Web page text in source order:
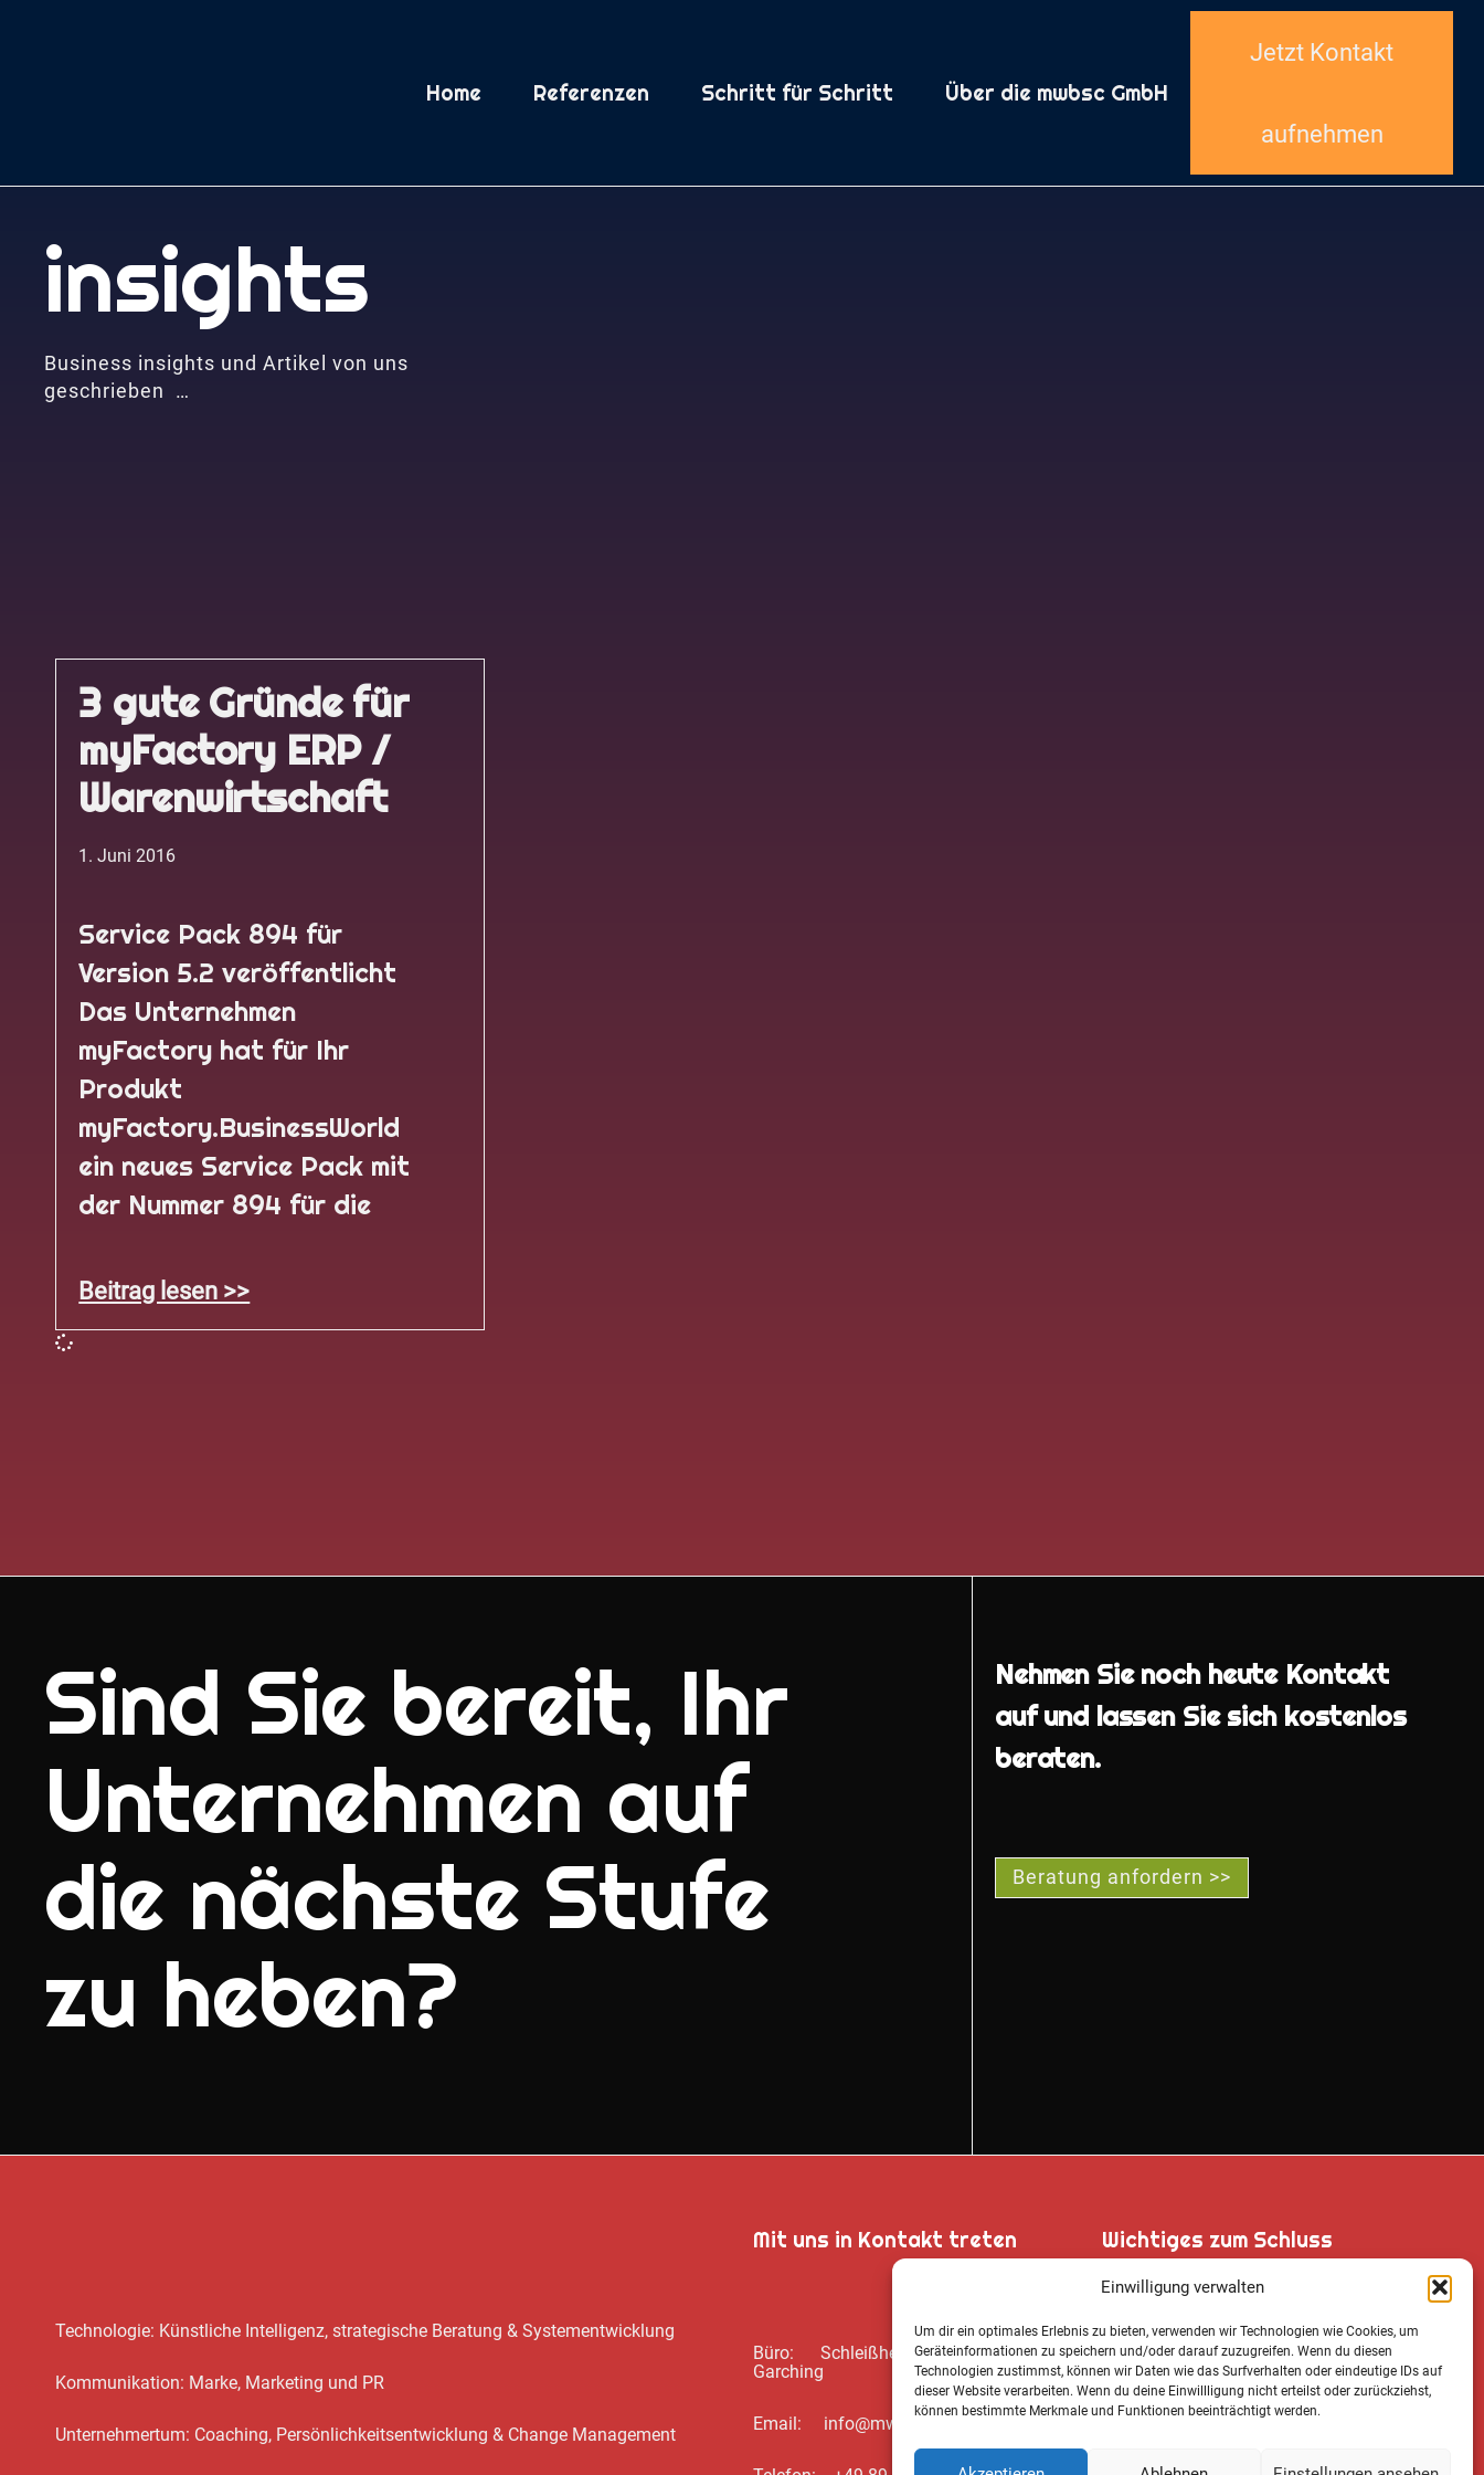
Einwilligung verwalten
Um dir ein optimales Erlebnis zu bieten, verwenden wir Technologien wie Cookies, um
Geräteinformationen zu speichern und/oder darauf zuzugreifen. Wenn du diesen
Technologien zustimmst, können wir Daten wie das Surfverhalten oder eindeutige IDs auf
dieser Website verarbeiten. Wenn du deine Einwillligung nicht erteilst oder zurückziehst,
können bestimmte Merkmale und Funktionen beeinträchtigt werden.
Home Referenzen Schritt für Schritt Über die mwbsc GmbH
Jetzt Kontakt
aufnehmen
insights
Business insights und Artikel von uns
geschrieben …
3 gute Gründe für
myFactory ERP /
Warenwirtschaft
1. Juni 2016
Service Pack 894 für
Version 5.2 veröffentlicht
Das Unternehmen
myFactory hat für Ihr
Produkt
myFactory.BusinessWorld
ein neues Service Pack mit
der Nummer 894 für die
Beitrag lesen >>
Sind Sie bereit, Ihr
Unternehmen auf
die nächste Stufe
zu heben?
Nehmen Sie noch heute Kontakt
auf und lassen Sie sich kostenlos
beraten.
Beratung anfordern >>
Technologie: Künstliche Intelligenz, strategische Beratung & Systementwicklung
Kommunikation: Marke, Marketing und PR
Unternehmertum: Coaching, Persönlichkeitsentwicklung & Change Management
Mit uns in Kontakt treten
Büro: Schleißheimer Str. 39, 87548
Garching
Email: info@mwbsc.de
Wichtiges zum Schluss
Cookie Notice
Datenschutz­erklärung